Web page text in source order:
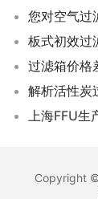
您对空气过
过滤箱价格
解析活性炭
上海FFU生
Copyright